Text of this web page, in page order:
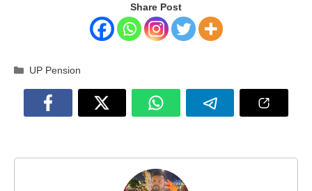
Share Post
Categories
UP Pension